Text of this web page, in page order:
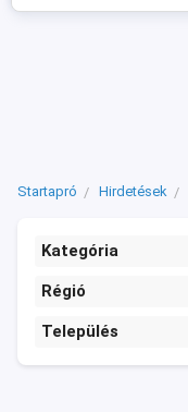
Startapró Hirdetések
Kategória
Régió
Település